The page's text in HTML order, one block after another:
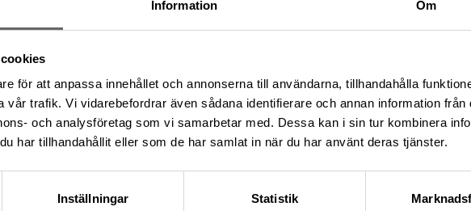
Information Om
för att anpassa innehållet och annonserna till användarna, tillhandahålla
vår trafik. Vi vidarebefordrar även sådana identifierare och annan information från
och analysföretag som vi samarbetar med. Dessa kan i sin tur kombinera
har tillhandahållit eller som de har samlat in när du har använt deras tjänster.
Inställningar Statistik
7500-4194-8df0-
enligt licensen CC0.